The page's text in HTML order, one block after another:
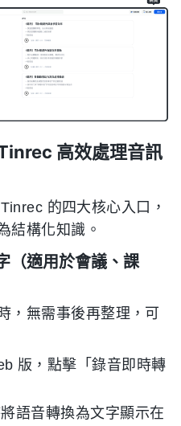
高效處理音訊
的四大核心入口，
結構化知識。
（適用於會議、課
，無需事後再整理，可
版，點擊「錄音即時轉
語音轉換為文字顯示在